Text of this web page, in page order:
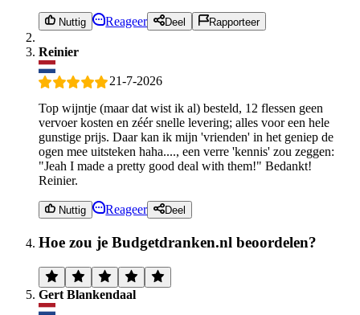
Nuttig Reageer Deel Rapporteer
Reinier
21-7-2026
Top wijntje (maar dat wist ik al) besteld, 12 flessen geen
vervoer kosten en zéér snelle levering; alles voor een hele
gunstige prijs. Daar kan ik mijn 'vrienden' in het geniep de
ogen mee uitsteken haha...., een verre 'kennis' zou zeggen:
"Jeah I made a pretty good deal with them!" Bedankt!
Reinier.
Nuttig Reageer Deel
Hoe zou je Budgetdranken.nl beoordelen?
Gert Blankendaal